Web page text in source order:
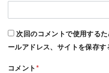
次回のコメントで使用する
ールアドレス、サイトを保存す
コメント*